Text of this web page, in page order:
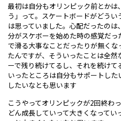
最初は自分もオリンピック前とかは
う」って。スケートボードがどう
は思っていました。心配だったの
分がスケボーを始めた時の感覚だっ
で滑る大事なことだったりが無く
たんですが、そういったことは全
ーで残り続けてるし、それを続けて
いったところは自分もサポートした
したいなとも思います
こうやってオリンピックが2回終わ
どん成長していって大きくなってい